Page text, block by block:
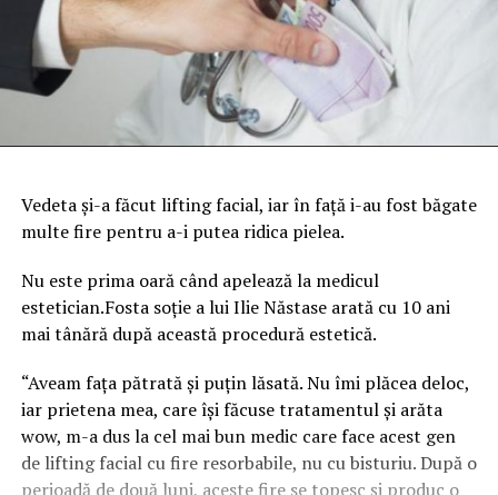
Vedeta şi-a făcut lifting facial, iar în faţă i-au fost băgate
multe fire pentru a-i putea ridica pielea.
Nu este prima oară când apelează la medicul
estetician.Fosta soţie a lui Ilie Năstase arată cu 10 ani
mai tânără după această procedură estetică.
“Aveam faţa pătrată şi puţin lăsată. Nu îmi plăcea deloc,
iar prietena mea, care îşi făcuse tratamentul şi arăta
wow, m-a dus la cel mai bun medic care face acest gen
de lifting facial cu fire resorbabile, nu cu bisturiu.După o
perioadă de două luni, aceste fire se topesc şi produc o